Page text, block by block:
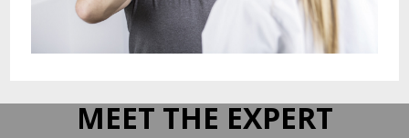
MEET THE EXPERT